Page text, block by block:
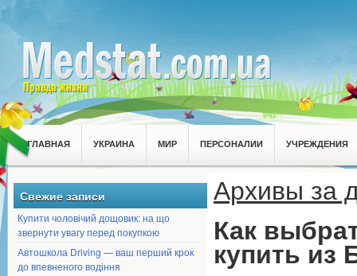
ГЛАВНАЯ УКРАИНА МИР ПЕРСОНАЛИИ УЧРЕЖДЕНИЯ
Свежие записи
Купити чоловічий дощовик: на що
звернути увагу перед покупкою
Автошкола Driving — ваш перший крок
до впевненого водіння
Архивы за
Как
купить из